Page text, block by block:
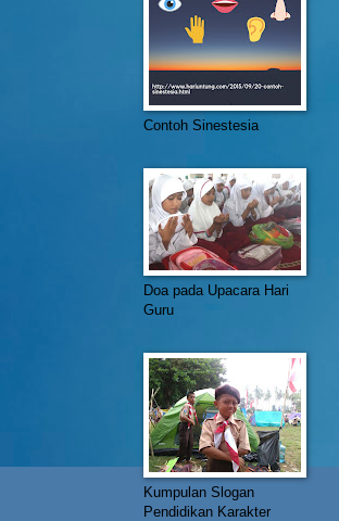
Contoh Sinestesia
Doa pada Upacara Hari
Guru
Kumpulan Slogan
Pendidikan Karakter